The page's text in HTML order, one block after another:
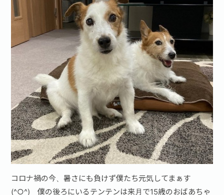
会社案内
お問い合わせ·資料請求
コロナ禍の今、暑さにも負けず僕たち元気してまぁす
(^○^) 僕の後ろにいるテンテンは来月で15歳のおばあちゃ